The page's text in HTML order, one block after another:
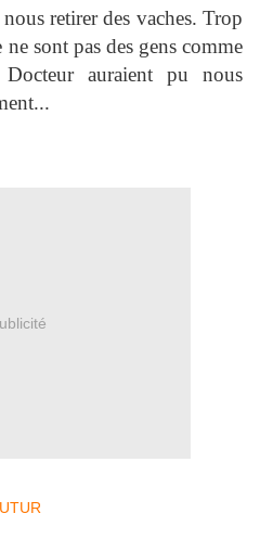
retirer des vaches. Trop
sont pas des gens comme
auraient pu nous